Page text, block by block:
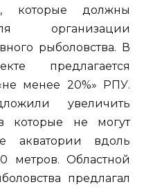
которые должны
организации
рыболовства. В
предлагается
менее 20%» РПУ.
увеличить
не могут
акватории вдоль
метров. Областной
предлагал